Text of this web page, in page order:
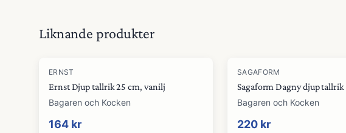
Liknande produkter
ERNST
Ernst Djup tallrik 25 cm, vanilj
Bagaren och Kocken
164 kr
SAGAFORM
Sagaform Dagny djup tallrik
Bagaren och Kocken
220 kr